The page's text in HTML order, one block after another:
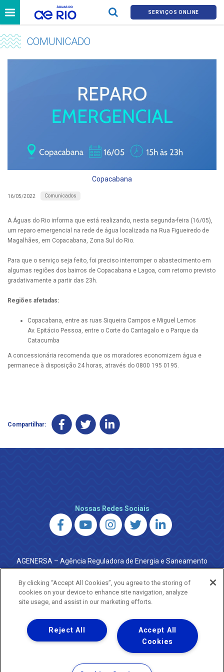
SERVIÇOS ONLINE
COMUNICADO
Copacabana
16/05/2022 Comunicados
A Águas do Rio informa que está realizando, nesta segunda-feira (16/05),
um reparo emergencial na rede de água localizada na Rua Figueiredo de
Magalhães, em Copacabana, Zona Sul do Rio.
Para que o serviço seja feito, foi preciso interromper o abastecimento em
algumas regiões dos bairros de Copacabana e Lagoa, com retorno previsto
gradativamente a partir das 23h.
Regiões afetadas:
Copacabana, entre as ruas Siqueira Campos e Miguel Lemos
Av. Epitácio Pessoa, entre o Corte do Cantagalo e o Parque da
Catacumba
A concessionária recomenda que os moradores economizem água e
permanece à disposição 24 horas, através do 0800 195 0195.
Compartilhar:
Nossas Redes Sociais
AGENERSA – Agência Reguladora de Energia e Saneamento
do Estado do Rio de Janeiro
0800 024 9040 · (21) 2332-6457 (WhatsApp) ·
ouvidoria@agenersa.rj.gov.br/ouvidoria.agenersa@gmail.com
·http://www.agenersa.rj.gov.br
Uma empresa
Copyright ® 2026 - Todos os Direitos Reservados.
By clicking “Accept All Cookies”, you agree to the storing of
cookies on your device to enhance site navigation, analyze
site usage, and assist in our marketing efforts.
Accept All
Cookies
Reject All